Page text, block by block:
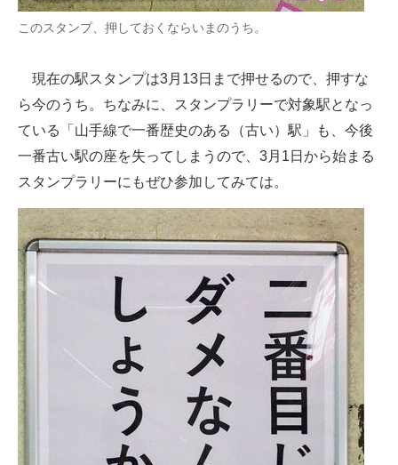
このスタンプ、押しておくならいまのうち。
現在の駅スタンプは3月13日まで押せるので、押すな
ら今のうち。ちなみに、スタンプラリーで対象駅となっ
ている「山手線で一番歴史のある（古い）駅」も、今後
一番古い駅の座を失ってしまうので、3月1日から始まる
スタンプラリーにもぜひ参加してみては。